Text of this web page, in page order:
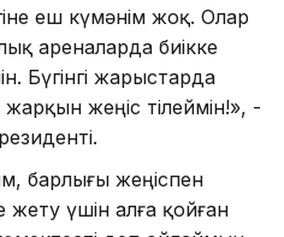
еш күмәнім жоқ. Олар
ареналарда биікке
Бүгінгі жарыстарда
жарқын жеңіс тілеймін!», -
барлығы жеңіспен
жету үшін алға қойған